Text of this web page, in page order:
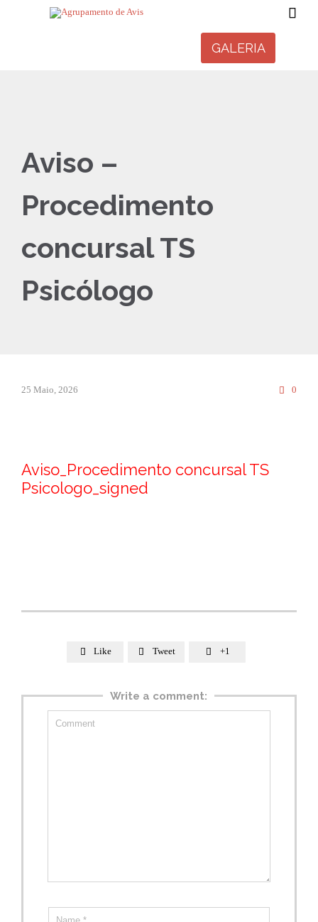

GALERIA
Aviso –
Procedimento
concursal TS
Psicólogo
25 Maio, 2026  0
Aviso_Procedimento concursal TS
Psicologo_signed
 Like  Tweet  +1
Write a comment: